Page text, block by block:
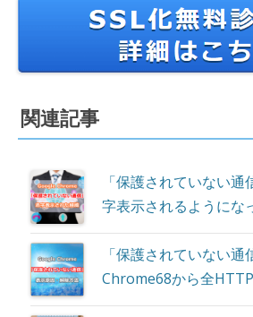
関連記事
「保護されていない
字表示されるようにな
「保護されていない
Chrome68から全